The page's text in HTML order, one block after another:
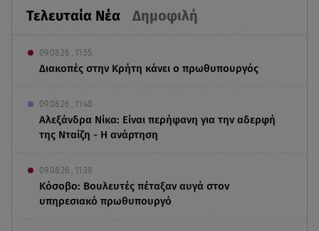
Τελευταία Νέα Δημοφιλή
09.08.26 , 11:55
Διακοπές στην Κρήτη κάνει ο πρωθυπουργός
09.08.26 , 11:48
Αλεξάνδρα Νίκα: Είναι περήφανη για την αδερφή
της Νταίζη - Η ανάρτηση
09.08.26 , 11:38
Κόσοβο: Βουλευτές πέταξαν αυγά στον
υπηρεσιακό πρωθυπουργό